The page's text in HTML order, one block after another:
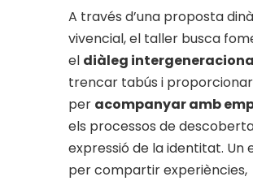
A través d’una proposta
vivencial, el taller busca
el diàleg
trencar tabús i
per acompanyar amb
els processos de
expressió de la identitat. Un
per compartir experiències,